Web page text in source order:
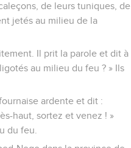
de leurs tuniques, de
jetés au milieu de la
Il prit la parole et dit à
au milieu du feu ? » Ils
ardente et dit :
haut, sortez et venez ! »
du feu.